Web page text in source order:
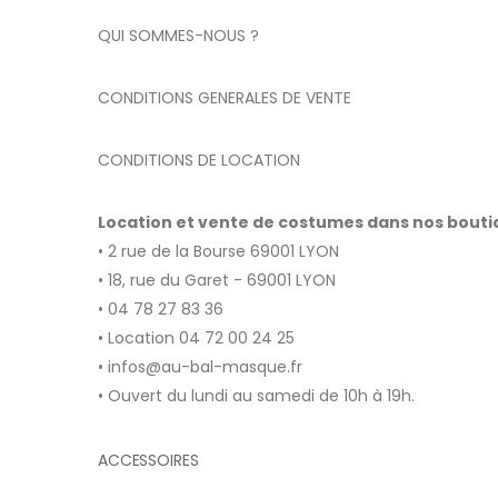
QUI SOMMES-NOUS ?
CONDITIONS GENERALES DE VENTE
CONDITIONS DE LOCATION
Location et vente de costumes dans nos
• 2 rue de la Bourse 69001 LYON
• 18, rue du Garet - 69001 LYON
• 04 78 27 83 36
• Location 04 72 00 24 25
• infos@au-bal-masque.fr
• Ouvert du lundi au samedi de 10h à 19h.
ACCESSOIRES